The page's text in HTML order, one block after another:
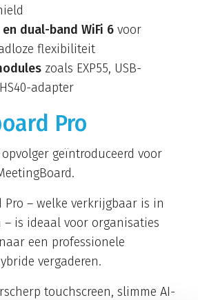
dual-band WiFi 6 voor
flexibiliteit
zoals EXP55, USB-
adapter
Pro
geïntroduceerd voor
Pro – welke verkrijgbaar is in
– is ideaal voor organisaties
een professionele
vergaderen.
touchscreen, slimme AI-